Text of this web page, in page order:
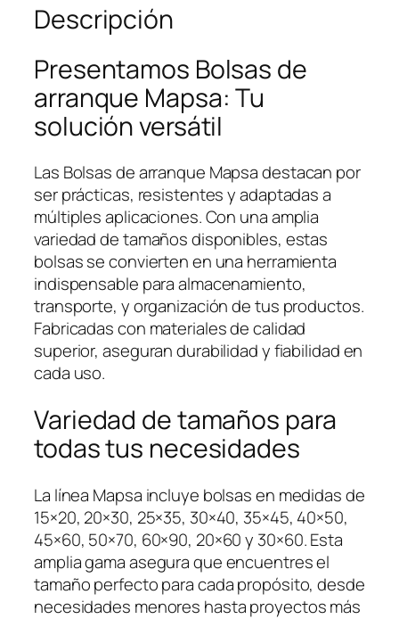
Descripción
Presentamos Bolsas de
arranque Mapsa: Tu
solución versátil
Las Bolsas de arranque Mapsa destacan por
ser prácticas, resistentes y adaptadas a
múltiples aplicaciones. Con una amplia
variedad de tamaños disponibles, estas
bolsas se convierten en una herramienta
indispensable para almacenamiento,
transporte, y organización de tus productos.
Fabricadas con materiales de calidad
superior, aseguran durabilidad y fiabilidad en
cada uso.
Variedad de tamaños para
todas tus necesidades
La línea Mapsa incluye bolsas en medidas de
15×20, 20×30, 25×35, 30×40, 35×45, 40×50,
45×60, 50×70, 60×90, 20×60 y 30×60. Esta
amplia gama asegura que encuentres el
tamaño perfecto para cada propósito, desde
necesidades menores hasta proyectos más